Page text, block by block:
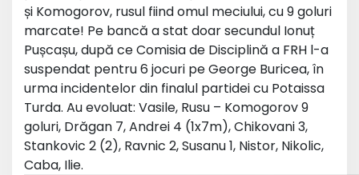
și Komogorov, rusul fiind omul meciului, cu 9 goluri
marcate! Pe bancă a stat doar secundul Ionuț
Pușcașu, după ce Comisia de Disciplină a FRH l-a
suspendat pentru 6 jocuri pe George Buricea, în
urma incidentelor din finalul partidei cu Potaissa
Turda. Au evoluat: Vasile, Rusu – Komogorov 9
goluri, Drăgan 7, Andrei 4 (1x7m), Chikovani 3,
Stankovic 2 (2), Ravnic 2, Susanu 1, Nistor, Nikolic,
Caba, Ilie.